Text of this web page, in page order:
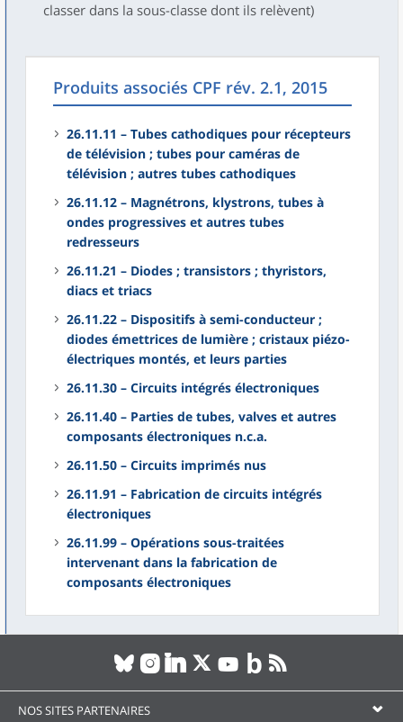
classer dans la sous-classe dont ils relèvent)
Produits associés CPF rév. 2.1, 2015
26.11.11 – Tubes cathodiques pour récepteurs
de télévision ; tubes pour caméras de
télévision ; autres tubes cathodiques
26.11.12 – Magnétrons, klystrons, tubes à
ondes progressives et autres tubes
redresseurs
26.11.21 – Diodes ; transistors ; thyristors,
diacs et triacs
26.11.22 – Dispositifs à semi-conducteur ;
diodes émettrices de lumière ; cristaux piézo-
électriques montés, et leurs parties
26.11.30 – Circuits intégrés électroniques
26.11.40 – Parties de tubes, valves et autres
composants électroniques n.c.a.
26.11.50 – Circuits imprimés nus
26.11.91 – Fabrication de circuits intégrés
électroniques
26.11.99 – Opérations sous-traitées
intervenant dans la fabrication de
composants électroniques
NOS SITES PARTENAIRES